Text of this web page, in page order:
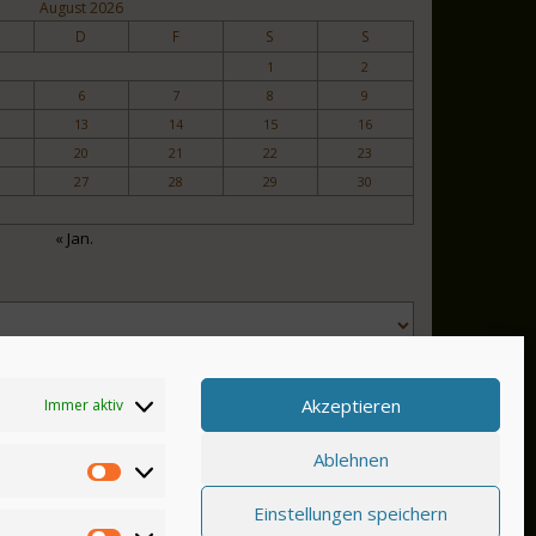
Immer aktiv Akzeptieren
Ablehnen
Einstellungen speichern
August 2026
D F S S
1
2
6 7 8
9
13 14 15
16
20 21 22
23
27 28 29
30
« Jan.